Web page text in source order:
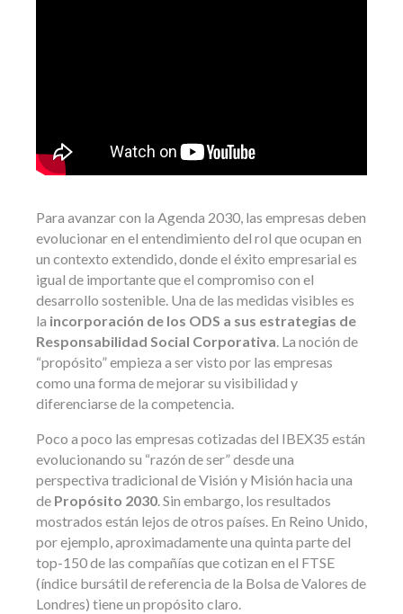
Para avanzar con la Agenda 2030, las empresas deben
evolucionar en el entendimiento del rol que ocupan en
un contexto extendido, donde el éxito empresarial es
igual de importante que el compromiso con el
desarrollo sostenible. Una de las medidas visibles es
la incorporación de los ODS a sus estrategias de
Responsabilidad Social Corporativa. La noción de
“propósito” empieza a ser visto por las empresas
como una forma de mejorar su visibilidad y
diferenciarse de la competencia.
Poco a poco las empresas cotizadas del IBEX35 están
evolucionando su “razón de ser” desde una
perspectiva tradicional de Visión y Misión hacia una
de Propósito 2030. Sin embargo, los resultados
mostrados están lejos de otros países. En Reino Unido,
por ejemplo, aproximadamente una quinta parte del
top-150 de las compañías que cotizan en el FTSE
(índice bursátil de referencia de la Bolsa de Valores de
Londres) tiene un propósito claro.